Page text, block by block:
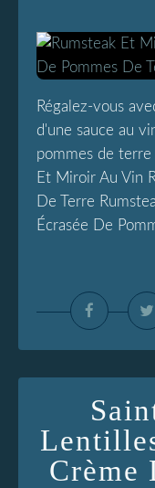
Régalez-vous
d'une sauce au
pommes de
Et Miroir Au Vin
De Terre
Écrasée De
Crème